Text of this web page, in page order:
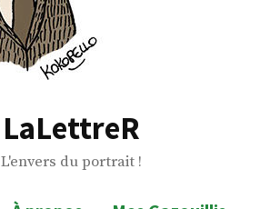
LaLettreR
L'envers du portrait !